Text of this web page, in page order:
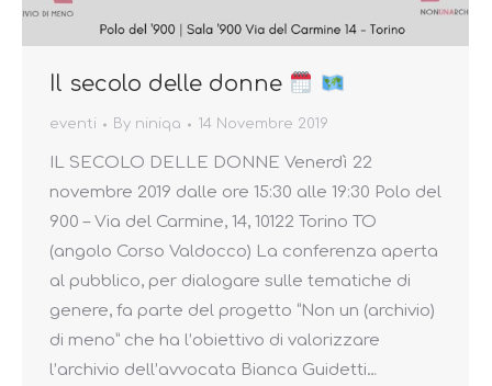
Il secolo delle donne
eventi By niniqa 14 Novembre 2019
IL SECOLO DELLE DONNE Venerdì 22
novembre 2019 dalle ore 15:30 alle 19:30 Polo del
900 – Via del Carmine, 14, 10122 Torino TO
(angolo Corso Valdocco) La conferenza aperta
al pubblico, per dialogare sulle tematiche di
genere, fa parte del progetto “Non un (archivio)
di meno” che ha l’obiettivo di valorizzare
l’archivio dell’avvocata Bianca Guidetti…